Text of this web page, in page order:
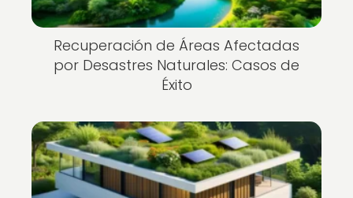
Recuperación de Áreas Afectadas
por Desastres Naturales: Casos de
Éxito